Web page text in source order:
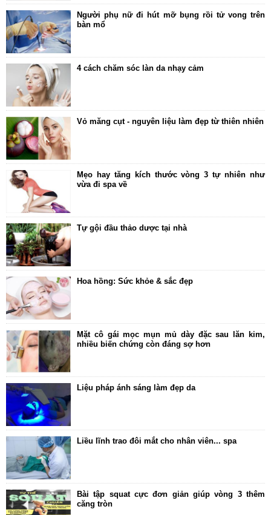
Dinh Dưỡng
Bác sĩ của bạn
Người phụ nữ đi hút mỡ bụng rồi tử vong trên
bàn mổ
4 cách chăm sóc làn da nhạy cảm
Vỏ măng cụt - nguyên liệu làm đẹp từ thiên nhiên
Mẹo hay tăng kích thước vòng 3 tự nhiên như
vừa đi spa về
Tự gội đầu thảo dược tại nhà
Hoa hồng: Sức khỏe & sắc đẹp
Mặt cô gái mọc mụn mủ dày đặc sau lăn kim,
nhiều biến chứng còn đáng sợ hơn
Liệu pháp ánh sáng làm đẹp da
Liều lĩnh trao đôi mắt cho nhân viên... spa
Bài tập squat cực đơn giản giúp vòng 3 thêm
căng tròn